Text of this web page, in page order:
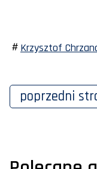
Krzysztof
poprzedni